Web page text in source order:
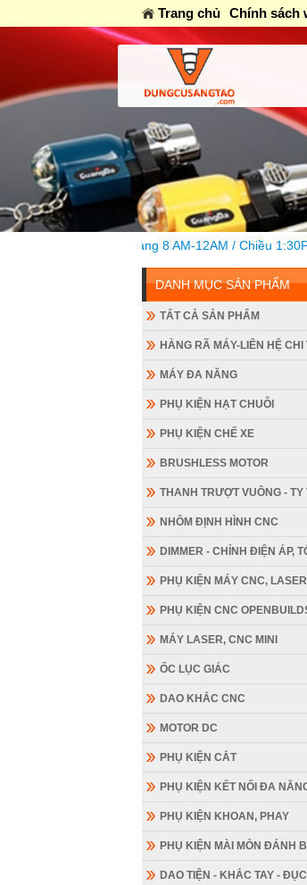
Trang chủ Chính sách
8 AM-12AM / Chiều 1:30PM-16PM / Tối 18h-20h
DANH MỤC SẢN PHẨM
TẤT CẢ SẢN PHẨM
HÀNG RÃ MÁY-LIÊN HỆ CHI
MÁY ĐA NĂNG
PHỤ KIỆN HẠT CHUỖI
PHỤ KIỆN CHẾ XE
BRUSHLESS MOTOR
THANH TRƯỢT VUÔNG - TY
NHÔM ĐỊNH HÌNH CNC
DIMMER - CHỈNH ĐIỆN ÁP,
PHỤ KIỆN MÁY CNC, LASER
PHỤ KIỆN CNC
MÁY LASER, CNC MINI
ỐC LỤC GIÁC
DAO KHẮC CNC
MOTOR DC
PHỤ KIỆN CẮT
PHỤ KIỆN KẾT NỐI ĐA
PHỤ KIỆN KHOAN, PHAY
PHỤ KIỆN MÀI MÒN ĐÁNH
DAO TIỆN - KHẮC TAY -